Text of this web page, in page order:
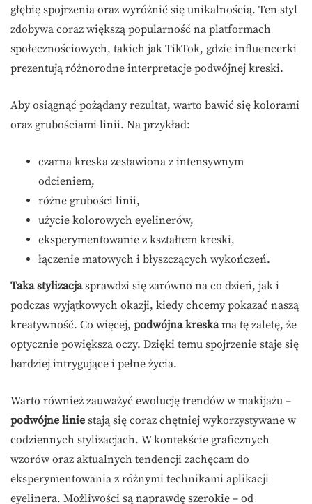
głębię spojrzenia oraz wyróżnić się unikalnością. Ten styl
zdobywa coraz większą popularność na platformach
społecznościowych, takich jak TikTok, gdzie influencerki
prezentują różnorodne interpretacje podwójnej kreski.
Aby osiągnąć pożądany rezultat, warto bawić się kolorami
oraz grubościami linii. Na przykład:
czarna kreska zestawiona z intensywnym
odcieniem,
różne grubości linii,
użycie kolorowych eyelinerów,
eksperymentowanie z kształtem kreski,
łączenie matowych i błyszczących wykończeń.
Taka stylizacjasprawdzi się zarówno na co dzień, jak i
podczas wyjątkowych okazji, kiedy chcemy pokazać naszą
kreatywność. Co więcej, podwójna kreskama tę zaletę, że
optycznie powiększa oczy. Dzięki temu spojrzenie staje się
bardziej intrygujące i pełne życia.
Warto również zauważyć ewolucję trendów w makijażu –
podwójne linie stają się coraz chętniej wykorzystywane w
codziennych stylizacjach. W kontekście graficznych
wzorów oraz aktualnych tendencji zachęcam do
eksperymentowania z różnymi technikami aplikacji
eyelinera. Możliwości są naprawdę szerokie – od